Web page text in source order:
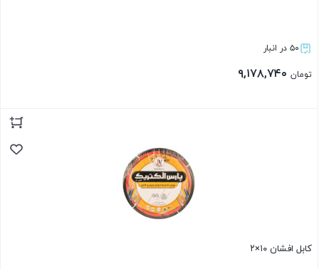
۵۰ در انبار
تومان
کابل افشان ۱۰×۲